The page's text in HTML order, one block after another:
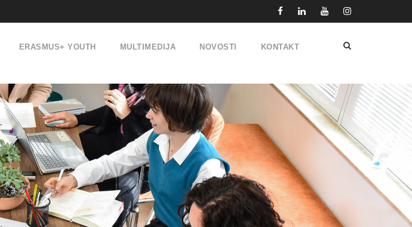
ERASMUS+ YOUTH MULTIMEDIJA NOVOSTI KONTAKT